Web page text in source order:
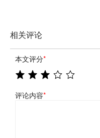
相关评论
本文评分*
评论内容*